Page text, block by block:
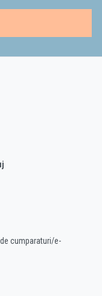
cumparaturi/e-